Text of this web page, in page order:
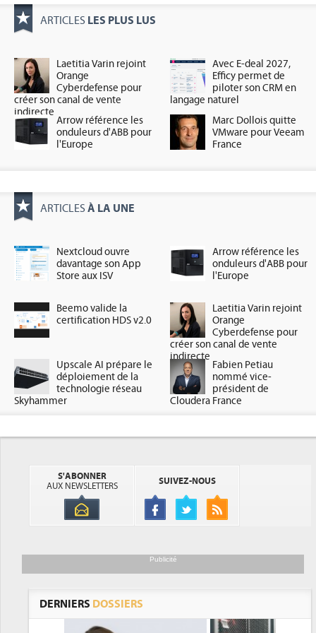
ARTICLES LES PLUS LUS
Laetitia Varin rejoint
Orange
Cyberdefense pour
créer son canal de vente
indirecte
Avec E-deal 2027,
Efficy permet de
piloter son CRM en
langage naturel
Arrow référence les
onduleurs d'ABB pour
l'Europe
Marc Dollois quitte
VMware pour Veeam
France
ARTICLES À LA UNE
Nextcloud ouvre
davantage son App
Store aux ISV
Arrow référence les
onduleurs d'ABB pour
l'Europe
Beemo valide la
certification HDS v2.0
Laetitia Varin rejoint
Orange
Cyberdefense pour
créer son canal de vente
indirecte
Upscale AI prépare le
déploiement de la
technologie réseau
Skyhammer
Fabien Petiau
nommé vice-
président de
Cloudera France
S'ABONNER
AUX NEWSLETTERS
SUIVEZ-NOUS
Publicité
DERNIERS DOSSIERS